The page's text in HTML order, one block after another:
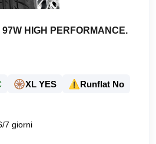
HIGH PERFORMANCE.
🛞XL YES ⚠️Runflat No
7 giorni